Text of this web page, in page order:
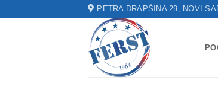
PETRA DRAPŠINA 29, NOVI